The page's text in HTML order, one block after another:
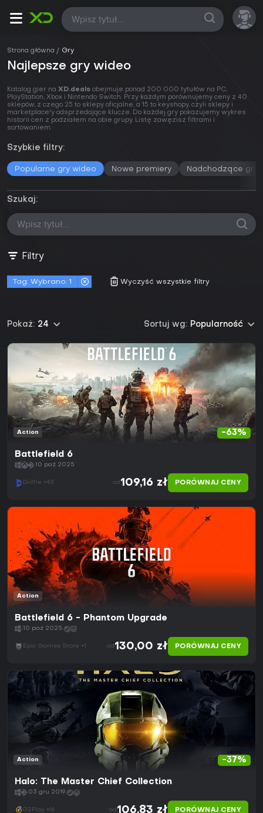
Wszystkie
Strona główna Gry
Najlepsze gry wideo
Katalog gier na XD.deals obejmuje ponad 200 000 tytułów na PC,
PlayStation, Xbox i Nintendo Switch. Przy każdym porównujemy ceny z 40
sklepów, z czego 25 to sklepy oficjalne, a 15 to keyshopy, czyli sklepy i
marketplace'y odsprzedające klucze. Do każdej gry pokazujemy wykres
historii cen z podziałem na obie grupy. Listę zawęzisz filtrami i
sortowaniem.
Szybkie filtry:
Popularne gry wideo Nowe premiery Nadchodzące gry
Szukaj:
Filtry
Tag: Wybrano: 1 Wyczyść wszystkie filtry
Sortuj wg: Popularność
Pokaż: 24
-63%
Action
Battlefield 6
10 paź 2025
Driffle +43 od 109,16 zł PORÓWNAJ CENY
Action
Battlefield 6 - Phantom Upgrade
10 paź 2025
Epic Games Store +1 od 130,00 zł PORÓWNAJ CENY
-37%
Action
Halo: The Master Chief Collection
03 gru 2019
G2Play +16 od 106,83 zł PORÓWNAJ CENY